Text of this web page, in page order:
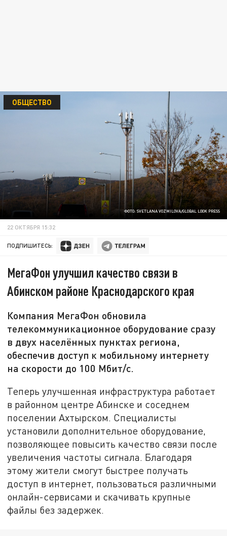
ФОТО: SVETLANA VOZMILOVA/GLOBAL LOOK PRESS
ОБЩЕСТВО
22 ОКТЯБРЯ 15:32
ПОДПИШИТЕСЬ:
МегаФон улучшил качество связи в
Абинском районе Краснодарского края
Компания МегаФон обновила
телекоммуникационное оборудование сразу
в двух населённых пунктах региона,
обеспечив доступ к мобильному интернету
на скорости до 100 Мбит/с.
Теперь улучшенная инфраструктура работает
в районном центре Абинске и соседнем
поселении Ахтырском. Специалисты
установили дополнительное оборудование,
позволяющее повысить качество связи после
увеличения частоты сигнала. Благодаря
этому жители смогут быстрее получать
доступ в интернет, пользоваться различными
онлайн-сервисами и скачивать крупные
файлы без задержек.